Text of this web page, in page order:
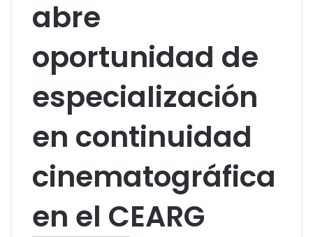
abre
oportunidad de
especialización
en continuidad
cinematográfica
en el CEARG